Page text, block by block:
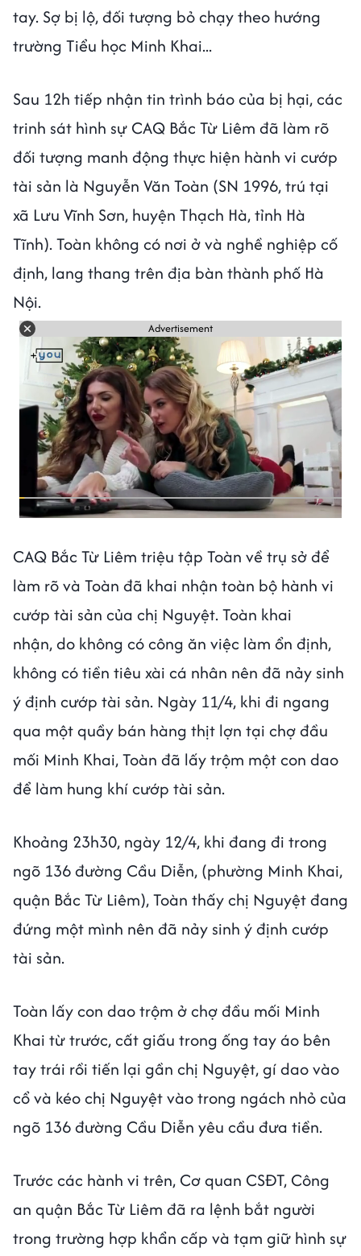
tay. Sợ bị lộ, đối tượng bỏ chạy theo hướng
trường Tiểu học Minh Khai...
Sau 12h tiếp nhận tin trình báo của bị hại, các
trinh sát hình sự CAQ Bắc Từ Liêm đã làm rõ
đối tượng manh động thực hiện hành vi cướp
tài sản là Nguyễn Văn Toàn (SN 1996, trú tại
xã Lưu Vĩnh Sơn, huyện Thạch Hà, tỉnh Hà
Tĩnh). Toàn không có nơi ở và nghề nghiệp cố
định, lang thang trên địa bàn thành phố Hà
Nội.
Advertisement
CAQ Bắc Từ Liêm triệu tập Toàn về trụ sở để
làm rõ và Toàn đã khai nhận toàn bộ hành vi
cướp tài sản của chị Nguyệt. Toàn khai
nhận, do không có công ăn việc làm ổn định,
không có tiền tiêu xài cá nhân nên đã nảy sinh
ý định cướp tài sản. Ngày 11/4, khi đi ngang
qua một quầy bán hàng thịt lợn tại chợ đầu
mối Minh Khai, Toàn đã lấy trộm một con dao
để làm hung khí cướp tài sản.
Khoảng 23h30, ngày 12/4, khi đang đi trong
ngõ 136 đường Cầu Diễn, (phường Minh Khai,
quận Bắc Từ Liêm), Toàn thấy chị Nguyệt đang
đứng một mình nên đã nảy sinh ý định cướp
tài sản.
Toàn lấy con dao trộm ở chợ đầu mối Minh
Khai từ trước, cất giấu trong ống tay áo bên
tay trái rồi tiến lại gần chị Nguyệt, gí dao vào
cổ và kéo chị Nguyệt vào trong ngách nhỏ của
ngõ 136 đường Cầu Diễn yêu cầu đưa tiền.
Trước các hành vi trên, Cơ quan CSĐT, Công
an quận Bắc Từ Liêm đã ra lệnh bắt người
trong trường hợp khẩn cấp và tạm giữ hình sự